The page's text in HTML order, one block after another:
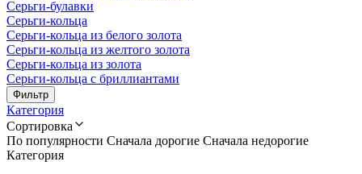
Серьги-булавки
Серьги-кольца
Серьги-кольца из белого золота
Серьги-кольца из желтого золота
Серьги-кольца из золота
Серьги-кольца с бриллиантами
Фильтр
Категория
Сортировка
По популярности Сначала дорогие Сначала недорогие
Категория